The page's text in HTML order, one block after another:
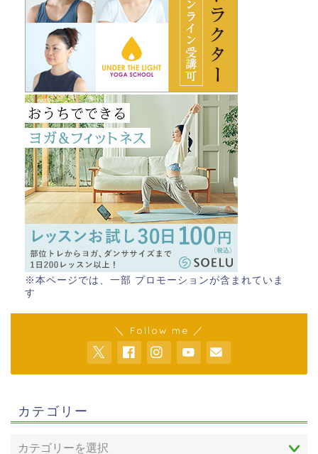
※本ページでは、一部 プロモーションが含まれていま
す
＼ Follow me ／
カテゴリー